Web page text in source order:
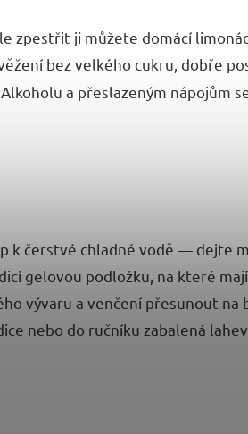
zpestřit ji můžete domácí
bez velkého cukru, dobře
a přeslazeným nápojům
k čerstvé chladné vodě — dejte
gelovou podložku, na které
vývaru a venčení přesunout na
nebo do ručníku zabalená